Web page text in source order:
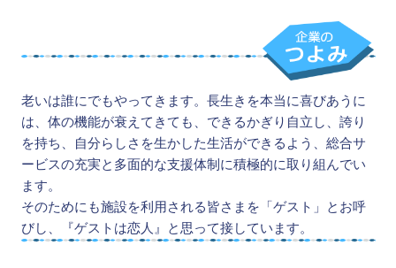
老いは誰にでもやってきます。長生きを本当に喜びあうに
は、体の機能が衰えてきても、できるかぎり自立し、誇り
を持ち、自分らしさを生かした生活ができるよう、総合サ
ービスの充実と多面的な支援体制に積極的に取り組んでい
ます。
そのためにも施設を利用される皆さまを「ゲスト」とお呼
びし、『ゲストは恋人』と思って接しています。